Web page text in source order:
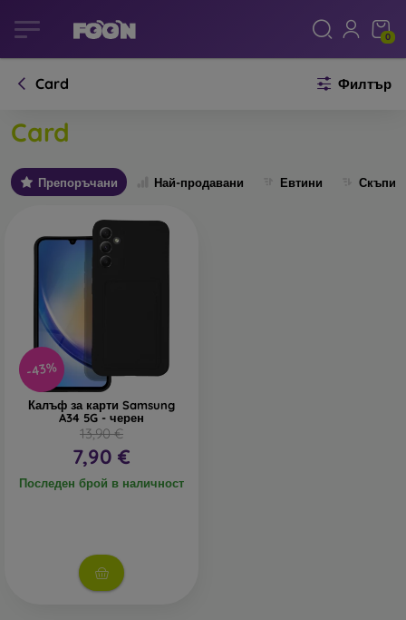
0
Card Филтър
Card
Препоръчани Най-продавани Евтини Скъпи
-43%
Калъф за карти Samsung
A34 5G - черен
13,90 €
7,90 €
Последен брой в наличност